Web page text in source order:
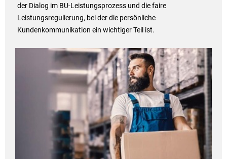
der Dialog im BU-Leistungsprozess und die faire
Leistungsregulierung, bei der die persönliche
Kundenkommunikation ein wichtiger Teil ist.